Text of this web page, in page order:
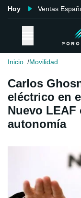
Hoy Ventas
Inicio Movilidad
Carlos
eléctrico en
Nuevo
autonomía